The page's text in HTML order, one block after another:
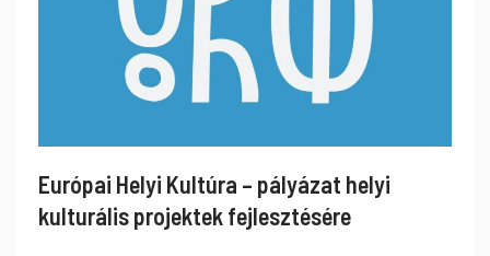
Európai Helyi Kultúra – pályázat helyi
kulturális projektek fejlesztésére